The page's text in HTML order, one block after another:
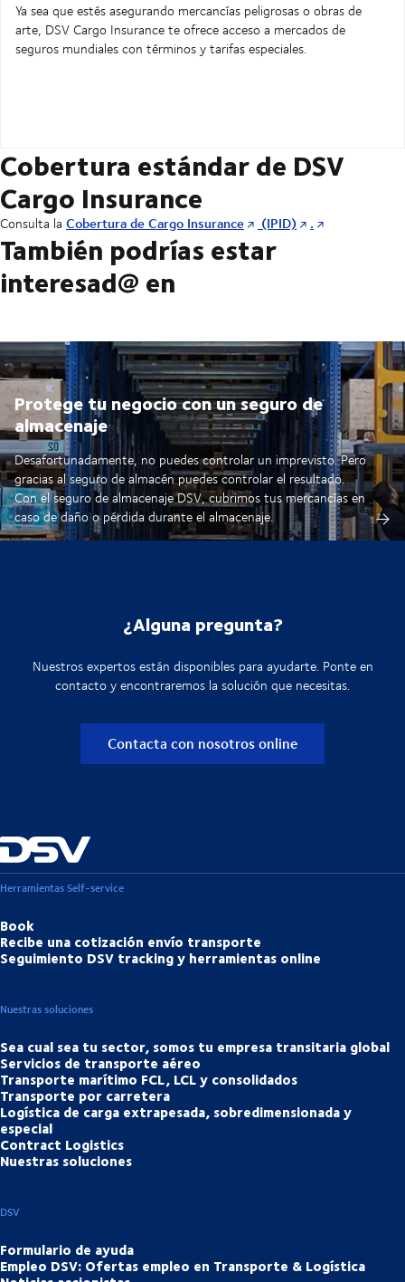
Ya sea que estés asegurando mercancías peligrosas o obras de
arte, DSV Cargo Insurance te ofrece acceso a mercados de
seguros mundiales con términos y tarifas especiales.
Cobertura estándar de DSV
Cargo Insurance
Consulta la Cobertura de Cargo Insurance (IPID) .
También podrías estar
interesad@ en
Protege tu negocio con un seguro de
almacenaje
Desafortunadamente, no puedes controlar un imprevisto. Pero
gracias al seguro de almacén puedes controlar el resultado.
Con el seguro de almacenaje DSV, cubrimos tus mercancías en
caso de daño o pérdida durante el almacenaje.
¿Alguna pregunta?
Nuestros expertos están disponibles para ayudarte. Ponte en
contacto y encontraremos la solución que necesitas.
Contacta con nosotros online
Herramientas Self-service
Book
Recibe una cotización envío transporte
Seguimiento DSV tracking y herramientas online
Nuestras soluciones
Sea cual sea tu sector, somos tu empresa transitaria global
Servicios de transporte aéreo
Transporte marítimo FCL, LCL y consolidados
Transporte por carretera
Logística de carga extrapesada, sobredimensionada y
especial
Contract Logistics
Nuestras soluciones
DSV
Formulario de ayuda
Empleo DSV: Ofertas empleo en Transporte & Logística